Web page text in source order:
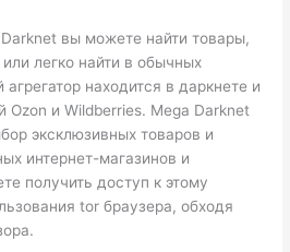
вы можете найти товары,
легко найти в обычных
находится в даркнете и
Ozon и Wildberries. Mega Darknet
эксклюзивных товаров и
интернет-магазинов и
получить доступ к этому
tor браузера, обходя